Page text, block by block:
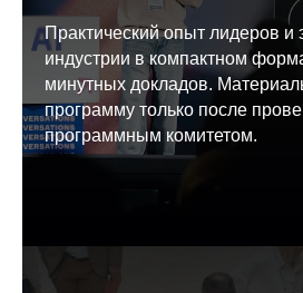
Практический опыт лидеров и
индустрии в компактном
минутных докладов.
программу только после
программным комитетом.